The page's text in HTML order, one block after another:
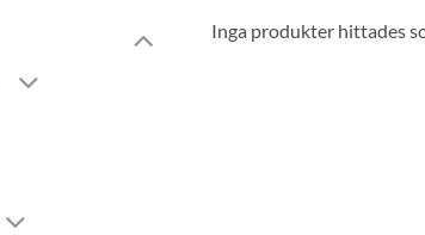
Inga produkter hittades